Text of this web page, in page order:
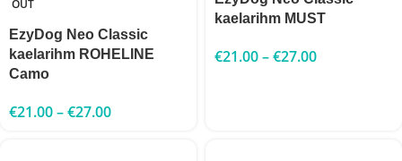
OUT
EzyDog Neo Classic
kaelarihm ROHELINE
Camo
€21.00–€27.00
kaelarihm MUST
€21.00–€27.00